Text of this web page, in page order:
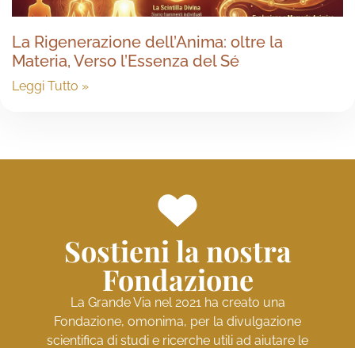
La Rigenerazione dell’Anima: oltre la
Materia, Verso l’Essenza del Sé
Leggi Tutto »
Sostieni la nostra
Fondazione
La Grande Via nel 2021 ha creato una
Fondazione, omonima, per la divulgazione
scientifica di studi e ricerche utili ad aiutare le